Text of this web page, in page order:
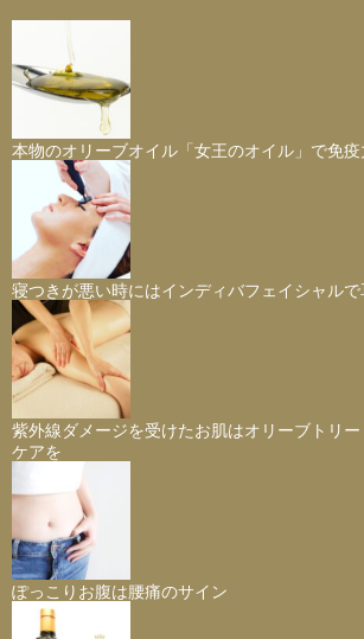
本物のオリーブオイル「女王のオイル」で免
寝つきが悪い時にはインディバフェイシャル
紫外線ダメージを受けたお肌はオリーブトリ
ケアを
ぽっこりお腹は腰痛のサイン